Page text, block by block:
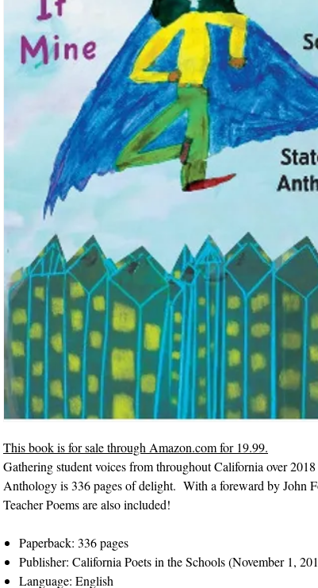
This book is for sale through Amazon.com for 19.99.
Gathering student voices from throughout California over
Anthology is 336 pages of delight. With a foreward by John
Teacher Poems are also included!
Paperback: 336 pages
Publisher: California Poets in the Schools (November 1,
Language: English